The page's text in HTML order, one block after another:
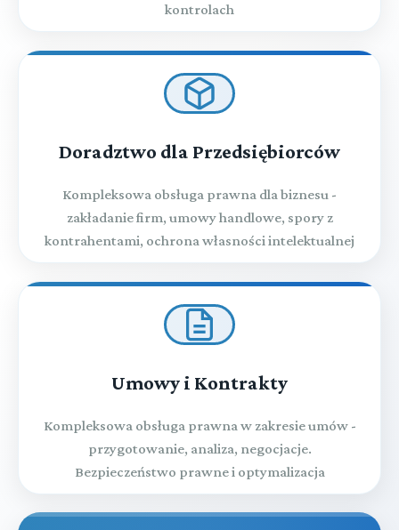
kontrolach
Doradztwo dla Przedsiębiorców
Kompleksowa obsługa prawna dla biznesu -
zakładanie firm, umowy handlowe, spory z
kontrahentami, ochrona własności intelektualnej
Umowy i Kontrakty
Kompleksowa obsługa prawna w zakresie umów -
przygotowanie, analiza, negocjacje.
Bezpieczeństwo prawne i optymalizacja